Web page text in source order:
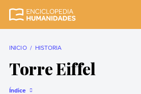
completa y más
INICIO HISTORIA
Torre Eiffel
Índice